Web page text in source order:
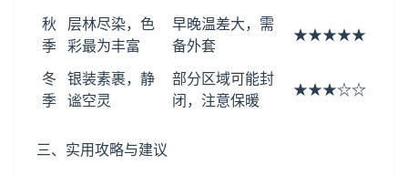
秋
季
层林尽染，色
彩最为丰富
早晚温差大，需
备外套
★★★★★
冬
季
银装素裹，静
谧空灵
部分区域可能封
闭，注意保暖
★★★☆☆
三、实用攻略与建议